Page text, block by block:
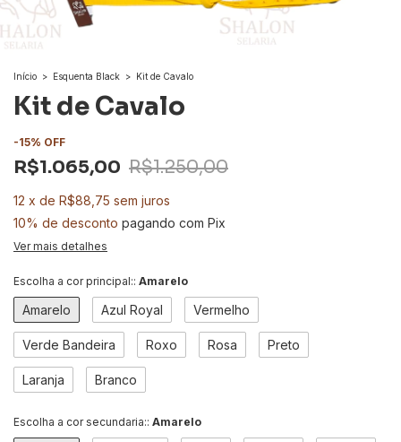
Início > Esquenta Black > Kit de Cavalo
Kit de Cavalo
-15% OFF
R$1.065,00 R$1.250,00
12 x de R$88,75 sem juros
10% de desconto pagando com Pix
Ver mais detalhes
Escolha a cor principal:: Amarelo
Amarelo Azul Royal Vermelho
Verde Bandeira Roxo Rosa Preto
Laranja Branco
Escolha a cor secundaria:: Amarelo